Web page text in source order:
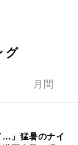
グ
月間
…」猛暑のナイ